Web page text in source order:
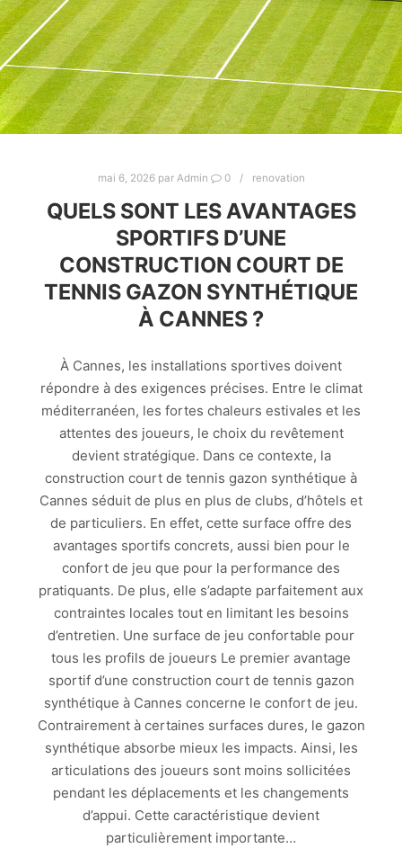
mai 6, 2026par Admin 0 renovation
QUELS SONT LES AVANTAGES
SPORTIFS D’UNE
CONSTRUCTION COURT DE
TENNIS GAZON SYNTHÉTIQUE
À CANNES ?
À Cannes, les installations sportives doivent
répondre à des exigences précises. Entre le climat
méditerranéen, les fortes chaleurs estivales et les
attentes des joueurs, le choix du revêtement
devient stratégique. Dans ce contexte, la
construction court de tennis gazon synthétique à
Cannes séduit de plus en plus de clubs, d’hôtels et
de particuliers. En effet, cette surface offre des
avantages sportifs concrets, aussi bien pour le
confort de jeu que pour la performance des
pratiquants. De plus, elle s’adapte parfaitement aux
contraintes locales tout en limitant les besoins
d’entretien. Une surface de jeu confortable pour
tous les profils de joueurs Le premier avantage
sportif d’une construction court de tennis gazon
synthétique à Cannes concerne le confort de jeu.
Contrairement à certaines surfaces dures, le gazon
synthétique absorbe mieux les impacts. Ainsi, les
articulations des joueurs sont moins sollicitées
pendant les déplacements et les changements
d’appui. Cette caractéristique devient
particulièrement importante…